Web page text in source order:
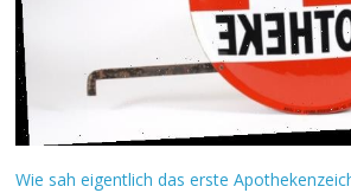
Wie sah eigentlich das erste